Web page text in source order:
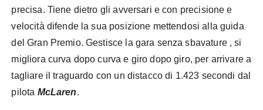
precisa. Tiene dietro gli avversari e con precisione e
velocità difende la sua posizione mettendosi alla guida
del Gran Premio. Gestisce la gara senza sbavature , si
migliora curva dopo curva e giro dopo giro, per arrivare a
tagliare il traguardo con un distacco di 1.423 secondi dal
pilota McLaren.